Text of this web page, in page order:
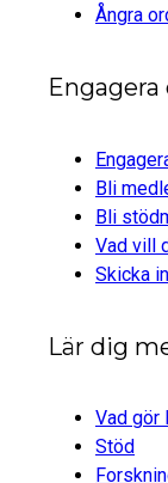
Ångra
Engagera
Bli
Bli
Vad vill
Skicka
Lär dig
Vad gör
Stöd